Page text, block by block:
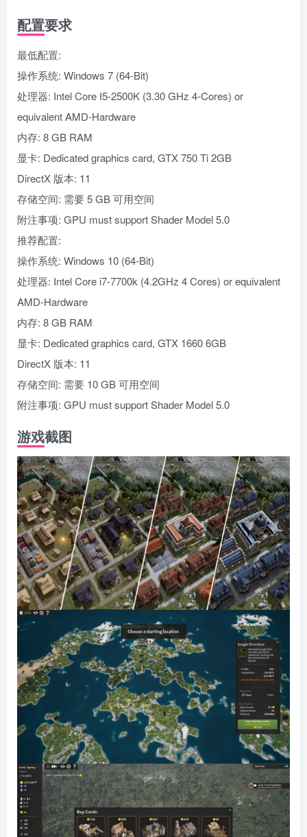
配置要求
最低配置:
操作系统: Windows 7 (64-Bit)
处理器: Intel Core I5-2500K (3.30 GHz 4-Cores) or
equivalent AMD-Hardware
内存: 8 GB RAM
显卡: Dedicated graphics card, GTX 750 Ti 2GB
DirectX 版本: 11
存储空间: 需要 5 GB 可用空间
附注事项: GPU must support Shader Model 5.0
推荐配置:
操作系统: Windows 10 (64-Bit)
处理器: Intel Core i7-7700k (4.2GHz 4 Cores) or equivalent
AMD-Hardware
内存: 8 GB RAM
显卡: Dedicated graphics card, GTX 1660 6GB
DirectX 版本: 11
存储空间: 需要 10 GB 可用空间
附注事项: GPU must support Shader Model 5.0
游戏截图